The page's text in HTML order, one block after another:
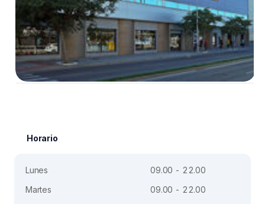
Horario
Lunes
09.00 - 22.00
Martes
09.00 - 22.00